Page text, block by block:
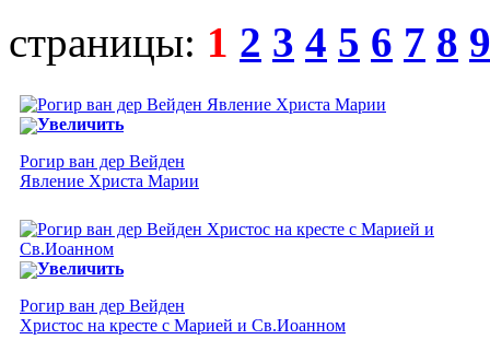
страницы: 1 2 3 4 5 6 7 8 9
Увеличить
Рогир ван дер Вейден
Явление Христа Марии
Увеличить
Рогир ван дер Вейден
Христос на кресте с Марией и Св.Иоанном